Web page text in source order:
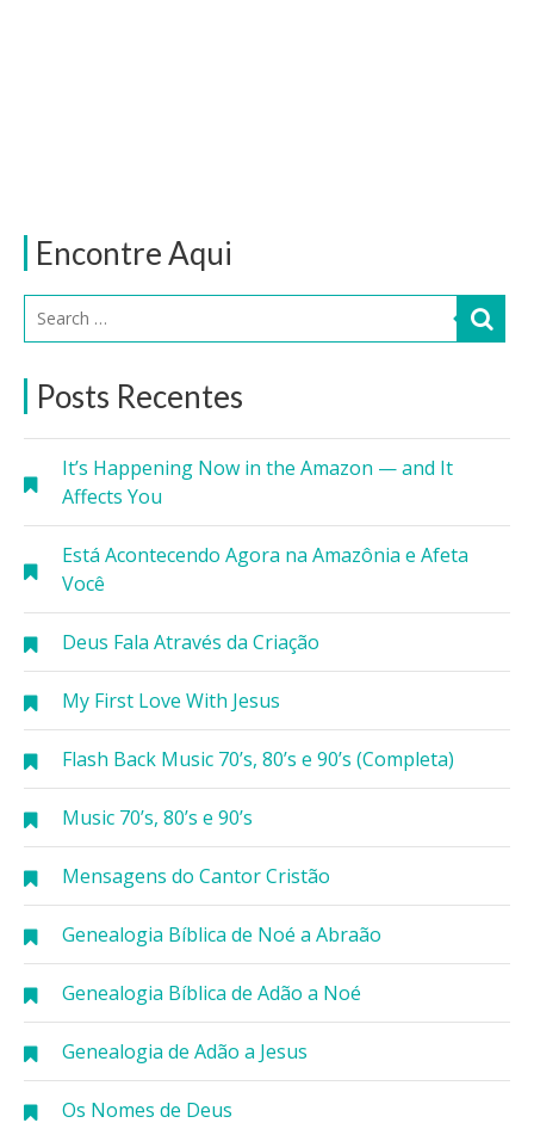
Encontre Aqui
Posts Recentes
It’s Happening Now in the Amazon — and It
Affects You
Está Acontecendo Agora na Amazônia e Afeta
Você
Deus Fala Através da Criação
My First Love With Jesus
Flash Back Music 70’s, 80’s e 90’s (Completa)
Music 70’s, 80’s e 90’s
Mensagens do Cantor Cristão
Genealogia Bíblica de Noé a Abraão
Genealogia Bíblica de Adão a Noé
Genealogia de Adão a Jesus
Os Nomes de Deus